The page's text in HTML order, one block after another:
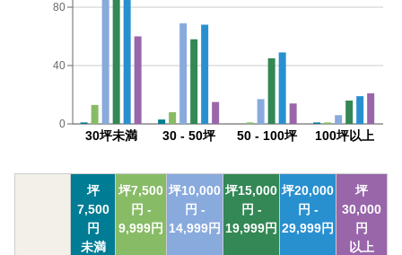
30坪未満 30 - 50坪 50 - 100坪 100坪以上
0
40
80
坪
7,500
円
未満
坪7,500
円 -
9,999円
坪10,000
円 -
14,999円
坪15,000
円 -
19,999円
坪20,000
円 -
29,999円
坪
30,000
円
以上